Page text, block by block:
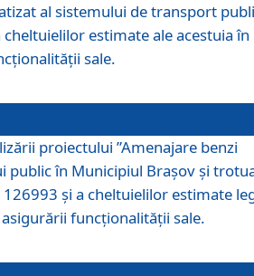
al sistemului de transport
cheltuielilor estimate ale acestuia în
sale.
proiectului ”Amenajare benzi
public în Municipiul Brașov şi
126993 și a cheltuielilor estimate
funcționalității sale.